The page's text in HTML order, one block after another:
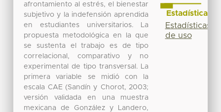
afrontamiento al estrés, el bienestar
subjetivo y la indefensión aprendida
en estudiantes universitarios. La
propuesta metodológica en la que
se sustenta el trabajo es de tipo
correlacional, comparativo y no
experimental de tipo transversal. La
primera variable se midió con la
escala CAE (Sandín y Chorot, 2003;
versión validada en una muestra
mexicana de González y Landero,
Estadísticas
Estadísticas
de uso